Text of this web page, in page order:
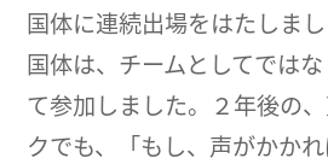
国体に連続出場をはたしま
国体は、チームとしてでは
て参加しました。２年後の
クでも、「もし、声がかか